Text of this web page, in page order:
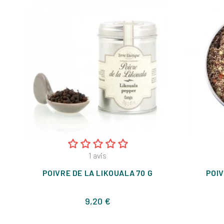
1 avis
POIVRE DE LA LIKOUALA 70 G
9,20 €Prix